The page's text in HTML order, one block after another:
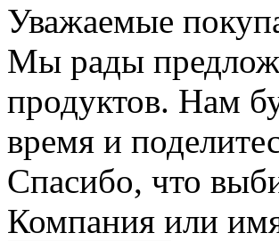
Уважаемые
Мы рады
продуктов. Нам
время и
Спасибо, что
Компания или